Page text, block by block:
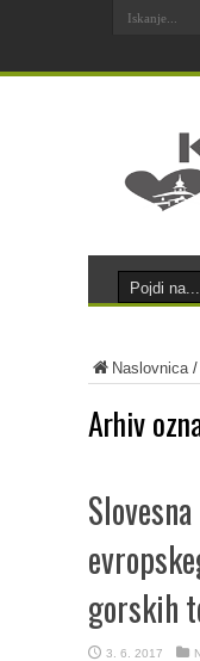
Naslovnica/
Arhiv
gorskih
3. 6. 2017